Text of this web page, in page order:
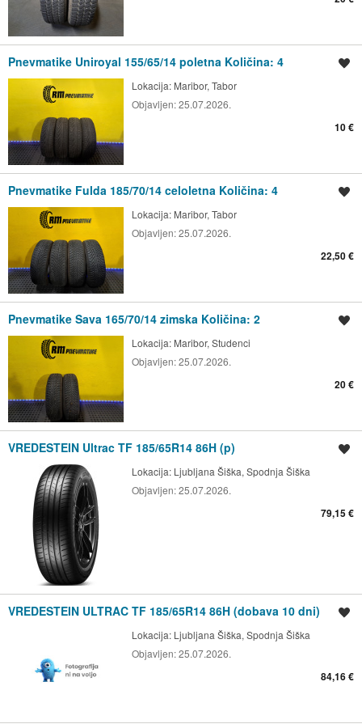
Pnevmatike Uniroyal 155/65/14 poletna Količina: 4
Lokacija: Maribor, Tabor
Objavljen:25.07.2026.
10 €
Pnevmatike Fulda 185/70/14 celoletna Količina: 4
Lokacija: Maribor, Tabor
Objavljen:25.07.2026.
22,50 €
Pnevmatike Sava 165/70/14 zimska Količina: 2
Lokacija: Maribor, Studenci
Objavljen:25.07.2026.
20 €
VREDESTEIN Ultrac TF 185/65R14 86H (p)
Lokacija: Ljubljana Šiška, Spodnja Šiška
Objavljen:25.07.2026.
79,15 €
VREDESTEIN ULTRAC TF 185/65R14 86H (dobava 10 dni)
Lokacija: Ljubljana Šiška, Spodnja Šiška
Objavljen:25.07.2026.
84,16 €